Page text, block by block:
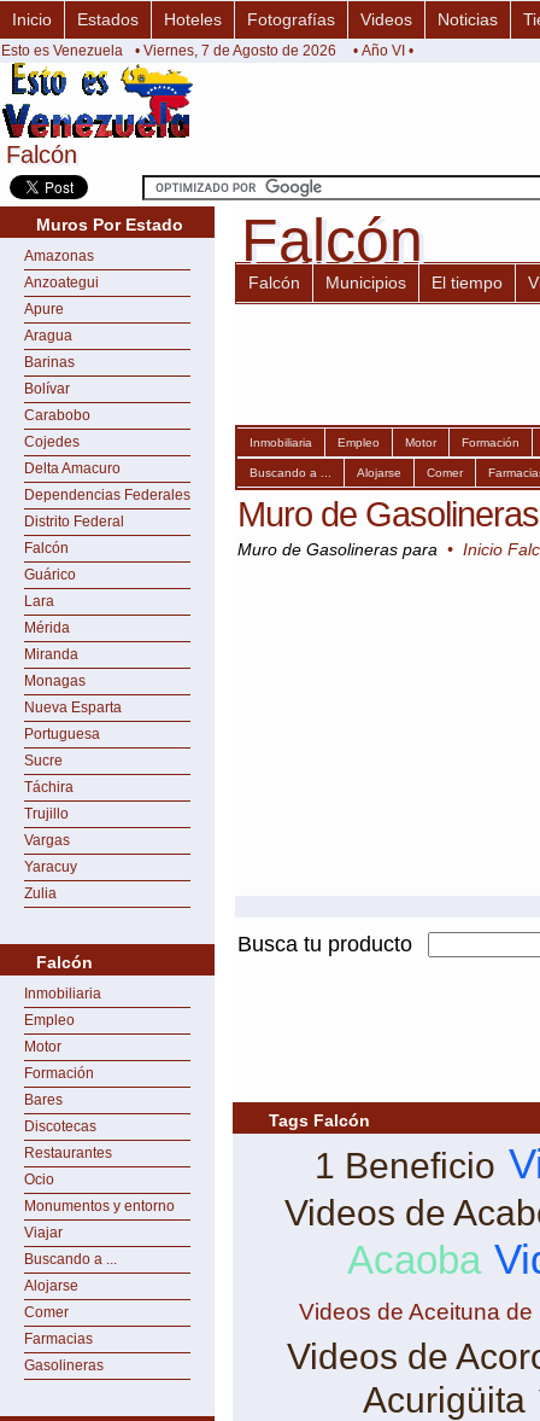
Falcón
Falcón
Inicio Estados Hoteles Fotografías Videos Noticias
Esto es Venezuela • Viernes, 7 de Agosto de 2026 • Año VI •
Muros Por Estado
Amazonas
Anzoategui
Apure
Aragua
Barinas
Bolívar
Carabobo
Cojedes
Delta Amacuro
Dependencias Federales
Distrito Federal
Falcón
Guárico
Lara
Mérida
Miranda
Monagas
Nueva Esparta
Portuguesa
Sucre
Táchira
Trujillo
Vargas
Yaracuy
Zulia
Falcón
Inmobiliaria
Empleo
Motor
Formación
Bares
Discotecas
Restaurantes
Ocio
Monumentos y entorno
Viajar
Buscando a ...
Alojarse
Comer
Farmacias
Gasolineras
Falcón
Falcón
Falcón Municipios El tiempo
Inmobiliaria Empleo Motor Formación
Buscando a ... Alojarse Comer
Muro de
Muro de Gasolineras para • Inicio
Busca tu producto
Tags Falcón
1 Beneficio
Videos de
Acaoba
Videos de Aceituna de
Videos de
Acurigüita